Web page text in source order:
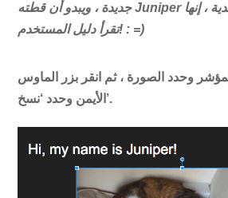
جديدة ، ويبدو أن قطته Juniper متحمسة أيضًا … بجدية ، إنها
تقرأ دليل المستخدم! : =)
وحدد الصورة ، ثم انقر بزر الماوس
الأيمن وحدد ‘نسخ’.